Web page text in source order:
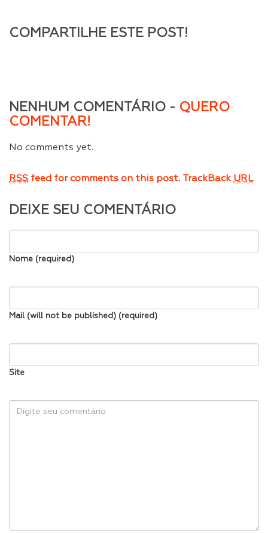
COMPARTILHE ESTE POST!
NENHUM COMENTÁRIO - QUERO
COMENTAR!
No comments yet.
RSS feed for comments on this post. TrackBack URL
DEIXE SEU COMENTÁRIO
Nome (required)
Mail (will not be published) (required)
Site